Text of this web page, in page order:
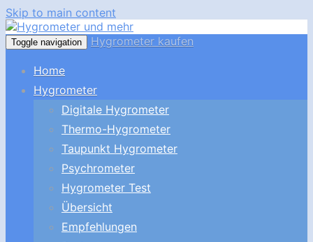
Skip to main content
Toggle navigation Hygrometer kaufen
Home
Hygrometer
Digitale Hygrometer
Thermo-Hygrometer
Taupunkt Hygrometer
Psychrometer
Hygrometer Test
Übersicht
Empfehlungen